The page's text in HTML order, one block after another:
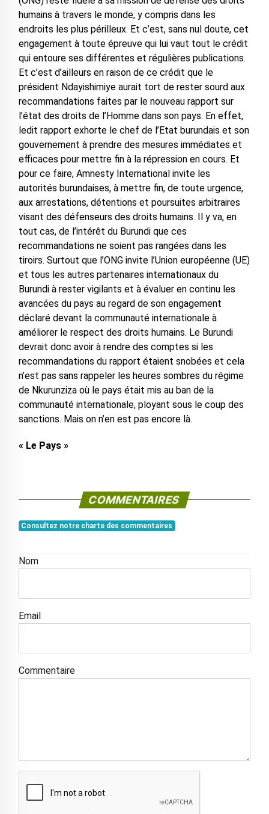
humains à travers le monde, y compris dans les
endroits les plus périlleux. Et c’est, sans nul doute, cet
engagement à toute épreuve qui lui vaut tout le crédit
qui entoure ses différentes et régulières publications.
Et c’est d’ailleurs en raison de ce crédit que le
président Ndayishimiye aurait tort de rester sourd aux
recommandations faites par le nouveau rapport sur
l’état des droits de l’Homme dans son pays. En effet,
ledit rapport exhorte le chef de l’Etat burundais et son
gouvernement à prendre des mesures immédiates et
efficaces pour mettre fin à la répression en cours. Et
pour ce faire, Amnesty International invite les
autorités burundaises, à mettre fin, de toute urgence,
aux arrestations, détentions et poursuites arbitraires
visant des défenseurs des droits humains. Il y va, en
tout cas, de l’intérêt du Burundi que ces
recommandations ne soient pas rangées dans les
tiroirs. Surtout que l’ONG invite l’Union européenne (UE)
et tous les autres partenaires internationaux du
Burundi à rester vigilants et à évaluer en continu les
avancées du pays au regard de son engagement
déclaré devant la communauté internationale à
améliorer le respect des droits humains. Le Burundi
devrait donc avoir à rendre des comptes si les
recommandations du rapport étaient snobées et cela
n’est pas sans rappeler les heures sombres du régime
de Nkurunziza où le pays était mis au ban de la
communauté internationale, ployant sous le coup des
sanctions. Mais on n’en est pas encore là.
« Le Pays »
COMMENTAIRES
Consultez notre charte des commentaires
Nom
Email
Commentaire